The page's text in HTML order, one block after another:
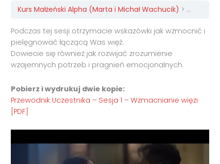
Kurs Małżeński Alpha (Marta i Michał Wachucik​) Odcinek
Podczas tej sesji otrzymacie wskazówki jak wzmocnić i
pielęgnować łączącą Was więź.
Dowiecie się również jak rozwijać zrozumienie
wzajemnych potrzeb i pragnień emocjonalnych.
Pobierz i wydrukuj dwie kopie:
Przewodnik Uczestnika – Sesja 1 – Wzmacnianie więzi
[PDF]